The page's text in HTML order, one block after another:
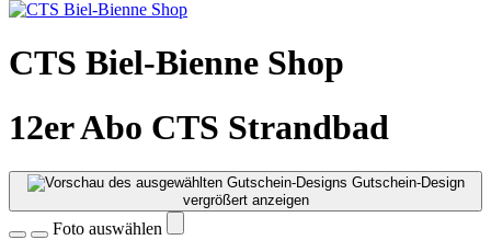
CTS Biel-Bienne Shop
12er Abo CTS Strandbad
Gutschein-Design
vergrößert anzeigen
Foto auswählen